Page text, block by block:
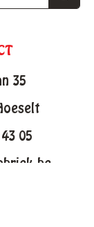
35
05